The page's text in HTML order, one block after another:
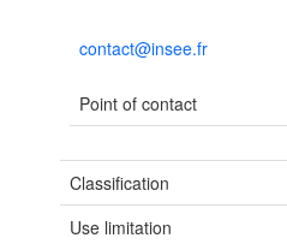
contact@insee.fr
Point of contact
Classification
Use limitation